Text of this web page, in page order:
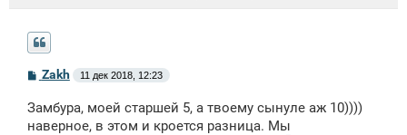
С
о
б
щ
Zakh 11 дек 2018, 12:23
Замбура, моей старшей 5, а твоему сынуле аж 10))))
наверное, в этом и кроется разница. Мы